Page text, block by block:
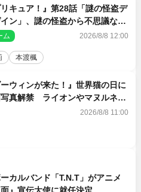
キュア！』第28話「謎の怪盗デ
ン」、謎の怪盗から不思議な予
ム 2026/8/8 12:00
本渡楓
ウィンが来た！』世界猫の日に
真解禁 ライオンやマヌルネコ
大集合
2026/8/8 11:00
カルバンド「T.N.T」がアニメ